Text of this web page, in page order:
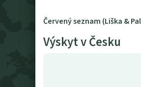
Červený seznam (Liška &
Výskyt v Česku